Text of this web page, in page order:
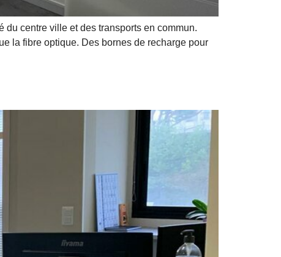
du centre ville et des transports en commun.
la fibre optique. Des bornes de recharge pour